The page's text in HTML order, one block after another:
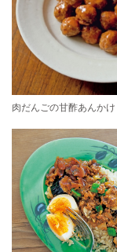
肉だんごの甘酢あんかけ